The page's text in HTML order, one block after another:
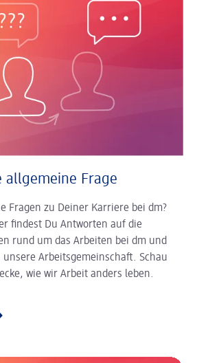
allgemeine Frage
Fragen zu Deiner Karriere bei dm?
findest Du Antworten auf die
rund um das Arbeiten bei dm und
unsere Arbeitsgemeinschaft. Schau
wie wir Arbeit anders leben.